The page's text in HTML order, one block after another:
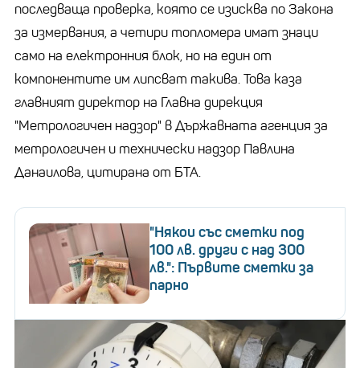
последваща проверка, която се изисква по Закона
за измервания, а четири топломера имат знаци
само на електронния блок, но на един от
компонентите им липсват такива. Това каза
главният директор на Главна дирекция
"Метрологичен надзор" в Държавната агенция за
метрологичен и технически надзор Павлина
Данаилова, цитирана от БТА.
"Някои със сметки под
100 лв. други с над 300
лв.": Първите сметки за
парно